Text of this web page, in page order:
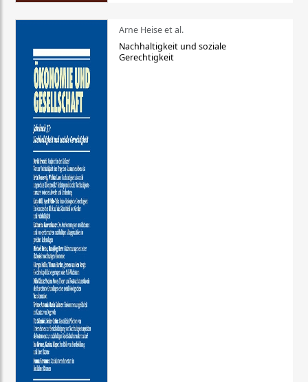
Arne Heise et al.
Nachhaltigkeit und soziale
Gerechtigkeit